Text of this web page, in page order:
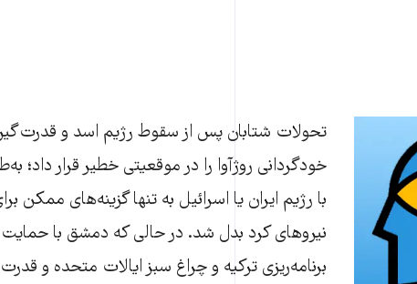
تحولات شتابان پس از سقوط رژیم اسد و
خودگردانی روژآوا را در موقعیتی خطیر قرار داد؛
با رژیم ایران یا اسرائیل به تنها گزینه‌های ممکن
نیروهای کرد بدل شد. در حالی که دمشق با حمایت
برنامه‌ریزی ترکیه و چراغ سبز ایالات متحده و